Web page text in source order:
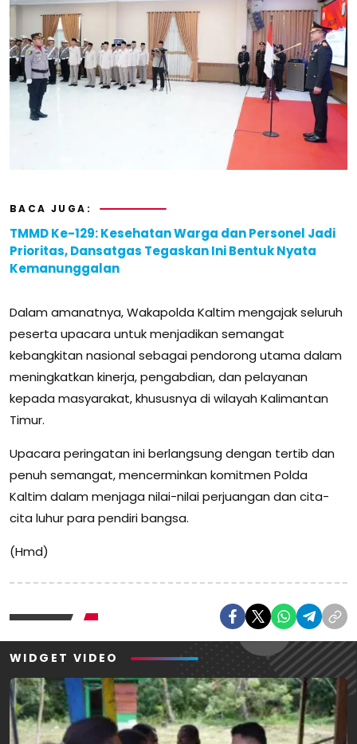
BACA JUGA:
TMMD Ke-129: Kesehatan Warga dan Personel Jadi
Prioritas, Dansatgas Tegaskan Ini Bentuk Nyata
Kemanunggalan
Dalam amanatnya, Wakapolda Kaltim mengajak seluruh
peserta upacara untuk menjadikan semangat
kebangkitan nasional sebagai pendorong utama dalam
meningkatkan kinerja, pengabdian, dan pelayanan
kepada masyarakat, khususnya di wilayah Kalimantan
Timur.
Upacara peringatan ini berlangsung dengan tertib dan
penuh semangat, mencerminkan komitmen Polda
Kaltim dalam menjaga nilai-nilai perjuangan dan cita-
cita luhur para pendiri bangsa.
(Hmd)
WIDGET VIDEO